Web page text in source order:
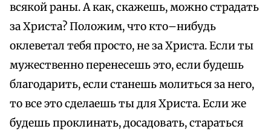
всякой раны. А как, скажешь, можно страдать
за Христа? Положим, что кто–нибудь
оклеветал тебя просто, не за Христа. Если ты
мужественно перенесешь это, если будешь
благодарить, если станешь молиться за него,
то все это сделаешь ты для Христа. Если же
будешь проклинать, досадовать, стараться